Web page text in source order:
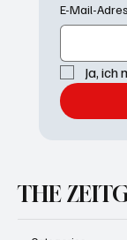
E-Mail-
Ja, ich
THE